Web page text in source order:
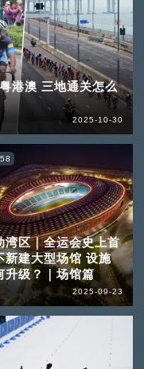
港澳 三地通关怎么
2025-10-30
湾区｜全运会史上首
新建大型场馆 设施
升级？｜场馆篇
2025-09-23